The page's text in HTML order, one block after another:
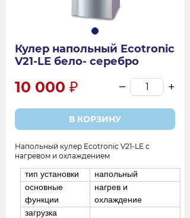
Кулер напольный Ecotronic
V21-LЕ бело- серебро
10 000 – +
В КОРЗИНУ
Напольный кулер Ecotronic V21-LE с
нагревом и охлаждением
тип установки
напольный
основные
функции
нагрев и
охлаждение
загрузка